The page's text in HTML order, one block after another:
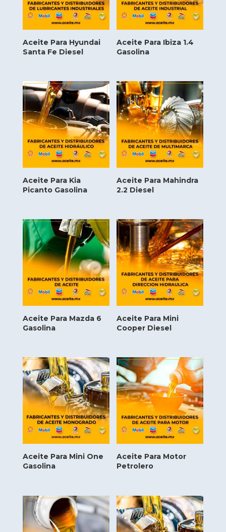
Aceite Para Hyundai
Santa Fe Diesel
Aceite Para Ibiza 1.4
Gasolina
Aceite Para Kia
Picanto Gasolina
Aceite Para Mahindra
2.2 Diesel
Aceite Para Mazda 6
Gasolina
Aceite Para Mini
Cooper Diesel
Aceite Para Mini One
Gasolina
Aceite Para Motor
Petrolero